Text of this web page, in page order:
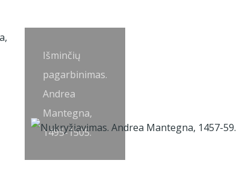
Išminčių
pagarbinimas.
Andrea
Mantegna,
1495-1505.